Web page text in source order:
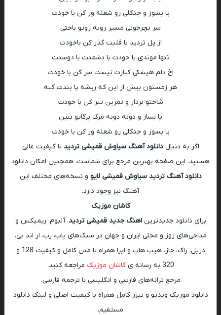
یا بسوز و جنگلی رو شعله ور کن با خودت
سر بچرخونی مسیر روبه روتو باختی
از پل تردید با قلبت گذر کن باخودت
تنها موندی با خودت با دشمنت با دوستت
اخ دلم هیشکی کنارت نیست سر کن با خودت
هر زمستون بیش از این که ریشه پا بندت کنه
شاختو بردار و تمرین تبر کن با خودت
یا بساز و دونه دونه مرگ برگاتو ببین
یا بسوز و جنگلی رو شعله ور کن با خودت
اگر به دنبالدانلود آهنگ سیاوش قمیشی تردید با کیفیت عالی
هستید، این صفحه بهترین مرجع برای شماست. همچنین امکان دانلود
دانلود آهنگ تردید سیاوش قمیشی لایو و نسخه‌های مختلف این
آهنگ نیز وجود دارد.
کاشان موزیک
برای دانلود جدیدتریناهنگ جدید قمیشی تردید، آلبوم، ریمیکس و
مداحی‌های روز و محلی ایران و جهان در سبک‌های پاپ، رپ، ار اند بی،
دریل، راک، جاز، هیپ هاپ و اپرا همراه با متن کامل و کیفیت 128 و
320 به رسانه ی
کاشان موزیک مراجعه کنید.
مرجع ترانه‌های فارسی و انگلیسی با ترجمه فارسی.
دانلود موزیک ویدیو و تیزر کامل همراه با کیفیت اصلی و لینک دانلود
مستقیم.